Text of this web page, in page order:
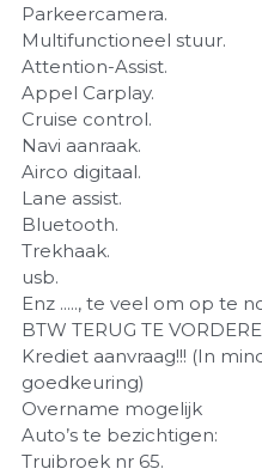
Parkeercamera.
Multifunctioneel stuur.
Attention-Assist.
Appel Carplay.
Cruise control.
Navi aanraak.
Airco digitaal.
Lane assist.
Bluetooth.
Trekhaak.
usb.
Enz ....., te veel om op te
BTW TERUG TE
Krediet aanvraag!!! (In
goedkeuring)
Overname mogelijk
Auto’s te bezichtigen:
Truibroek nr 65.